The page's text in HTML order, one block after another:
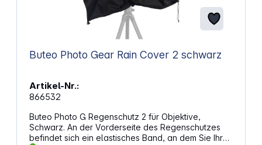
Buteo Photo Gear Rain Cover 2 schwarz
Artikel-Nr.:
866532
Buteo Photo G Regenschutz 2 für Objektive,
Schwarz. An der Vorderseite des Regenschutzes
befindet sich ein elastisches Band, an dem Sie Ihren